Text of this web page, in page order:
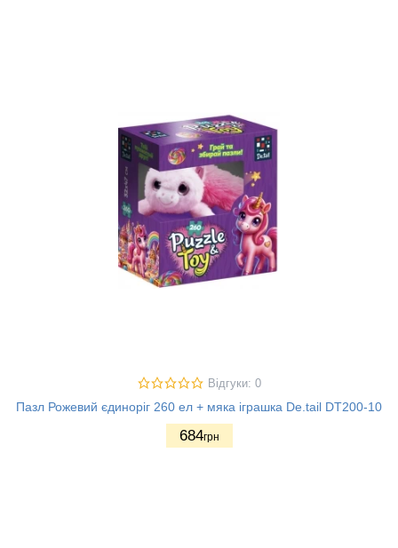
Відгуки: 0
Пазл Рожевий єдиноріг 260 ел + мяка іграшка De.tail DT200-10
684грн